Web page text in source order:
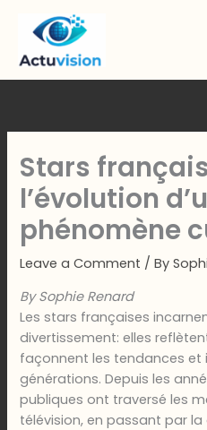
content
Stars
l’évolution
phénomène
Leave a Comment / By
By Sophie Renard
Les stars françaises
divertissement: elles
façonnent les tendances et
générations. Depuis les
publiques ont traversé les
télévision, en passant par la